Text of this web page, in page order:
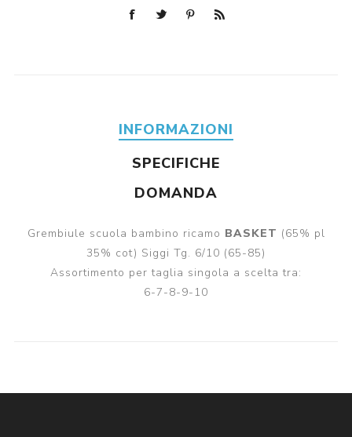
INFORMAZIONI
SPECIFICHE
DOMANDA
Grembiule scuola bambino ricamo BASKET (65% pl
35% cot) Siggi Tg. 6/10 (65-85)
Assortimento per taglia singola a scelta tra:
6-7-8-9-10